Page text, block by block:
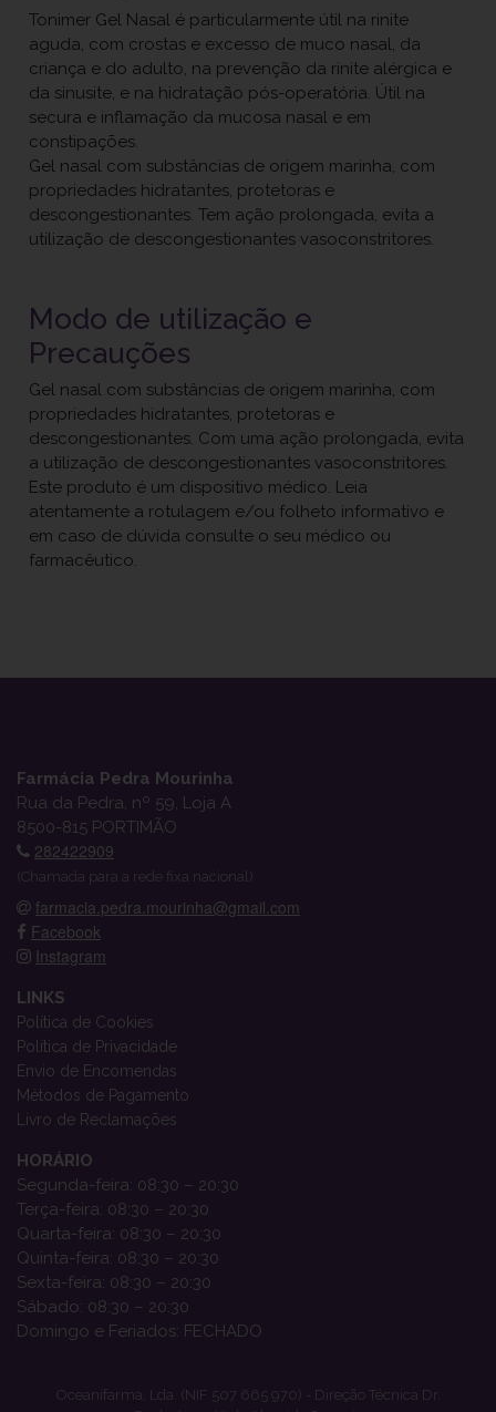
Tonimer Gel Nasal é particularmente útil na rinite
aguda, com crostas e excesso de muco nasal, da
criança e do adulto, na prevenção da rinite alérgica e
da sinusite, e na hidratação pós-operatória. Útil na
secura e inflamação da mucosa nasal e em
constipações.
Gel nasal com substâncias de origem marinha, com
propriedades hidratantes, protetoras e
descongestionantes. Tem ação prolongada, evita a
utilização de descongestionantes vasoconstritores.
Modo de utilização e
Precauções
Gel nasal com substâncias de origem marinha, com
propriedades hidratantes, protetoras e
descongestionantes. Com uma ação prolongada, evita
a utilização de descongestionantes vasoconstritores.
Este produto é um dispositivo médico. Leia
atentamente a rotulagem e/ou folheto informativo e
em caso de dúvida consulte o seu médico ou
farmacêutico.
Farmácia Pedra Mourinha
Rua da Pedra, nº 59, Loja A
8500-815 PORTIMÃO
282422909
(Chamada para a rede fixa nacional)
farmacia.pedra.mourinha@gmail.com
Facebook
Instagram
LINKS
Política de Cookies
Política de Privacidade
Envio de Encomendas
Métodos de Pagamento
Livro de Reclamações
HORÁRIO
Segunda-feira: 08:30 – 20:30
Terça-feira: 08:30 – 20:30
Quarta-feira: 08:30 – 20:30
Quinta-feira: 08:30 – 20:30
Sexta-feira: 08:30 – 20:30
Sábado: 08:30 – 20:30
Domingo e Feriados: FECHADO
Oceanifarma, Lda. (NIF 507 665 970) - Direção Técnica Dr.